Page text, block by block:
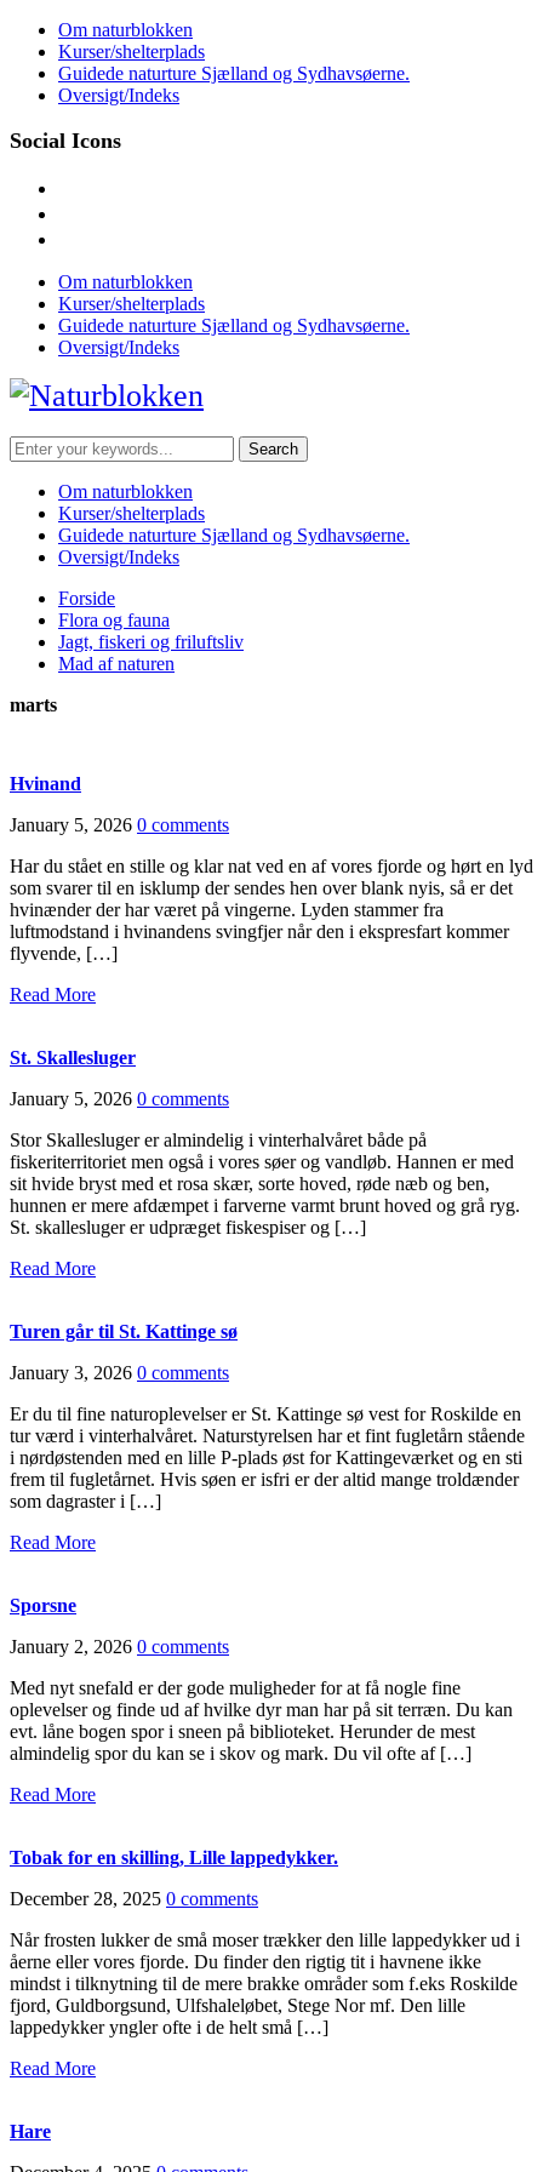
Skip
content
Om naturblokken
Kurser/shelterplads
Guidede naturture Sjælland og Sydhavsøerne.
Oversigt/Indeks
Social Icons
Om naturblokken
Kurser/shelterplads
Guidede naturture Sjælland og Sydhavsøerne.
Oversigt/Indeks
Search
for:
Om naturblokken
Kurser/shelterplads
Guidede naturture Sjælland og Sydhavsøerne.
Oversigt/Indeks
Forside
Flora og fauna
Jagt, fiskeri og friluftsliv
Mad af naturen
marts
Hvinand
January 5, 2026 0 comments
Har du stået en stille og klar nat ved en af vores fjorde og hørt en lyd
som svarer til en isklump der sendes hen over blank nyis, så er det
hvinænder der har været på vingerne. Lyden stammer fra
luftmodstand i hvinandens svingfjer når den i ekspresfart kommer
flyvende, […]
Read More
St. Skallesluger
January 5, 2026 0 comments
Stor Skallesluger er almindelig i vinterhalvåret både på
fiskeriterritoriet men også i vores søer og vandløb. Hannen er med
sit hvide bryst med et rosa skær, sorte hoved, røde næb og ben,
hunnen er mere afdæmpet i farverne varmt brunt hoved og grå ryg.
St. skallesluger er udpræget fiskespiser og […]
Read More
Turen går til St. Kattinge sø
January 3, 2026 0 comments
Er du til fine naturoplevelser er St. Kattinge sø vest for Roskilde en
tur værd i vinterhalvåret. Naturstyrelsen har et fint fugletårn stående
i nørdøstenden med en lille P-plads øst for Kattingeværket og en sti
frem til fugletårnet. Hvis søen er isfri er der altid mange troldænder
som dagraster i […]
Read More
Sporsne
January 2, 2026 0 comments
Med nyt snefald er der gode muligheder for at få nogle fine
oplevelser og finde ud af hvilke dyr man har på sit terræn. Du kan
evt. låne bogen spor i sneen på biblioteket. Herunder de mest
almindelig spor du kan se i skov og mark. Du vil ofte af […]
Read More
Tobak for en skilling, Lille lappedykker.
December 28, 2025 0 comments
Når frosten lukker de små moser trækker den lille lappedykker ud i
åerne eller vores fjorde. Du finder den rigtig tit i havnene ikke
mindst i tilknytning til de mere brakke områder som f.eks Roskilde
fjord, Guldborgsund, Ulfshaleløbet, Stege Nor mf. Den lille
lappedykker yngler ofte i de helt små […]
Read More
Hare